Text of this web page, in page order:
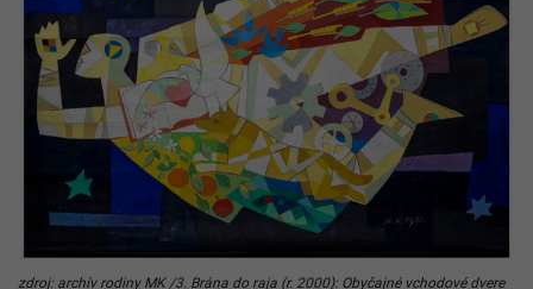
zdroj: archív rodiny MK /3. Brána do raja (r. 2000): Obyčajné vchodové dvere